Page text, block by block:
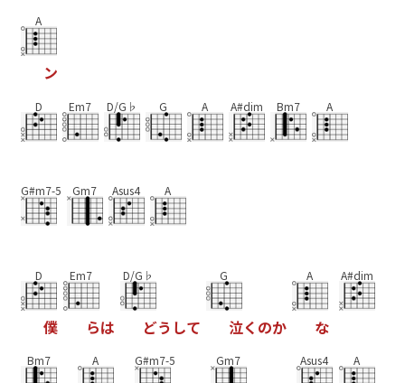
A
ン
D Em7 D/G♭ G A A#dim Bm7 A
G#m7-5 Gm7 Asus4 A
D
僕
Em7
らは
D/G♭
どう して
G
泣く のか
A
な
A#dim
Bm7 A G#m7-5 Gm7 Asus4 A